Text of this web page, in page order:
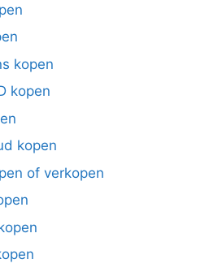
kopen
kopen
kopen
of verkopen